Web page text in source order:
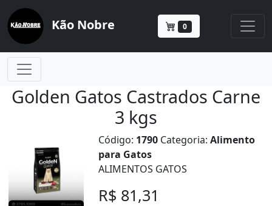
Kão Nobre 0
Golden Gatos Castrados Carne
3 kgs
Código: 1790 Categoria:Alimento
para Gatos
ALIMENTOS GATOS
R$ 81,31